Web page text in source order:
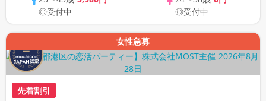
◎受付中
◎受付中
女性急募
先着割引